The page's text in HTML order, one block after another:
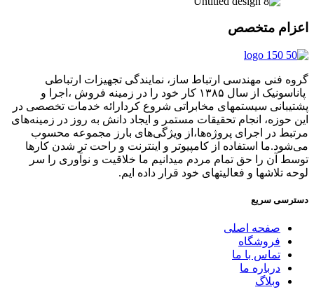
اعزام متخصص
گروه فنی مهندسی ارتباط ساز، نمایندگی تجهیزات ارتباطی
پاناسونیک از سال ۱۳۸۵ کار خود را در زمینه فروش ،اجرا و
پشتیبانی سیستمهای مخابراتی شروع کردارائه خدمات تخصصی در
این حوزه، انجام تحقیقات مستمر و ایجاد دانش به‌ روز در زمینه‌های
مرتبط در اجرای پروژه‌ها،از ویژگی‌های بارز مجموعه محسوب
می‌شود.ما استفاده از کامپیوتر و اینترنت و راحت تر شدن کارها
توسط آن را حق تمام مردم میدانیم ما خلاقیت و نوآوری را سر
لوحه تلاشها و فعالیتهای خود قرار داده ایم.
دسترسی سریع
صفحه اصلی
فروشگاه
تماس با ما
درباره ما
وبلاگ